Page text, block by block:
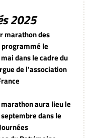
2025
marathon des
le
dans le cadre du
de l'association
marathon aura lieu le
dans le